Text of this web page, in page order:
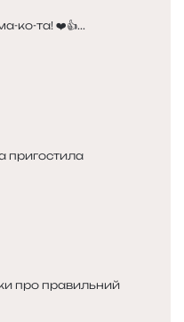
ко-та! ❤️👍...
пригостила
про правильний